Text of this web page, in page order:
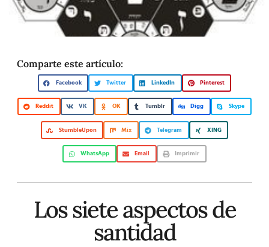
Comparte este artículo:
Facebook Twitter LinkedIn Pinterest
Reddit VK OK Tumblr Digg Skype
StumbleUpon Mix Telegram XING
WhatsApp Email Imprimir
Los siete aspectos de
santidad